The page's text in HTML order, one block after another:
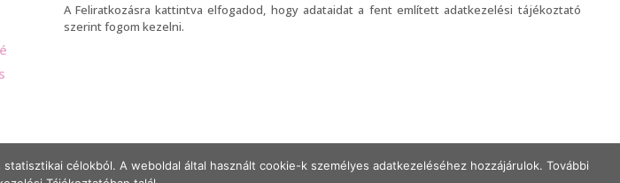
A Feliratkozásra kattintva elfogadod, hogy adataidat a fent említett adatkezelési tájékoztató
szerint fogom kezelni.
célokból. A weboldal által használt cookie-k személyes adatkezeléséhez hozzájárulok. További